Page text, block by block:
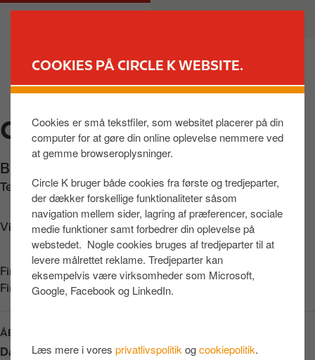
COOKIES PÅ CIRCLE K WEBSITE.
Cookies er små tekstfiler, som websitet placerer på din
computer for at gøre din online oplevelse nemmere ved
at gemme browseroplysninger.
Circle K bruger både cookies fra første og tredjeparter,
der dækker forskellige funktionaliteter såsom
navigation mellem sider, lagring af præferencer, sociale
medie funktioner samt forbedrer din oplevelse på
webstedet. Nogle cookies bruges af tredjeparter til at
levere målrettet reklame. Tredjeparter kan
eksempelvis være virksomheder som Microsoft,
Google, Facebook og LinkedIn.
Læs mere i vores privatlivspolitik ogcookiepolitik.
v
e
d
i
n
h
d
M
a
CIRCLE K BIRKERØD
Bistrupvej 80
Telefon: +4545811345
Vis vej
Find os på:App Store
Find os på:Google Play
ÅBNINGSTIDER
Dag
Opening hours